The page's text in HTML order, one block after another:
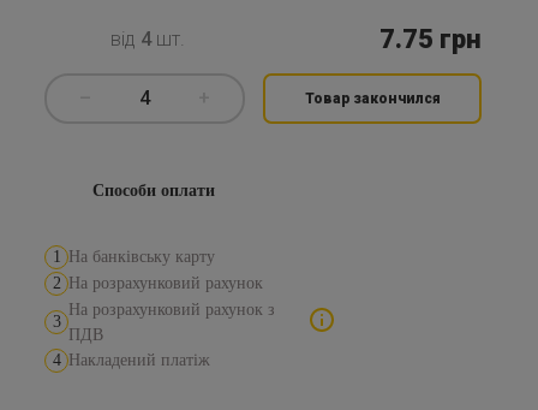
від 4шт. 7.75 грн
4 Товар закончился
Способи оплати
1
На банківську карту
2
На розрахунковий рахунок
3
На розрахунковий рахунок з
ПДВ
4
Накладений платіж